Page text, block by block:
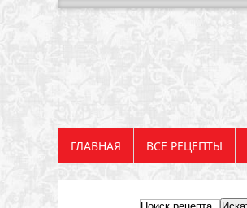
ГЛАВНАЯ ВСЕ РЕЦЕПТЫ